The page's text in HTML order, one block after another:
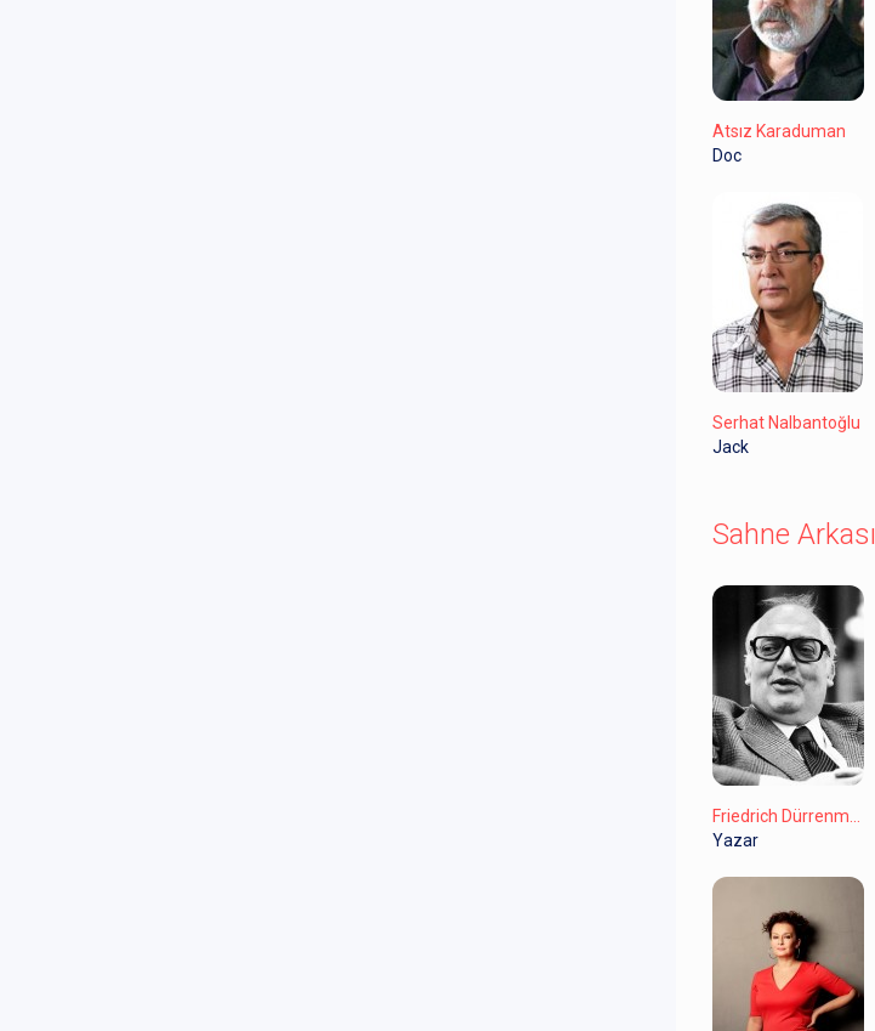
Atsız Karaduman
Doc
Serhat Nalbantoğlu
Jack
Sahne Arkası
Friedrich Dürrenmatt
Yazar